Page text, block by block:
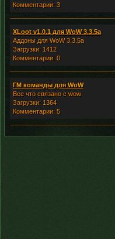
Комментарии: 3
XLoot v1.0.1 для WoW 3.3.5a
Аддоны для WoW 3.3.5a
Загрузки: 1412
Комментарии: 0
ГМ команды для WoW
Все что связано с wow
Загрузки: 1364
Комментарии: 5